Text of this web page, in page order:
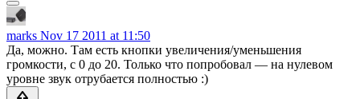
marks Nov 17 2011 at 11:50
Да, можно. Там есть кнопки увеличения/уменьшения
громкости, с 0 до 20. Только что попробовал — на нулевом
уровне звук отрубается полностью :)